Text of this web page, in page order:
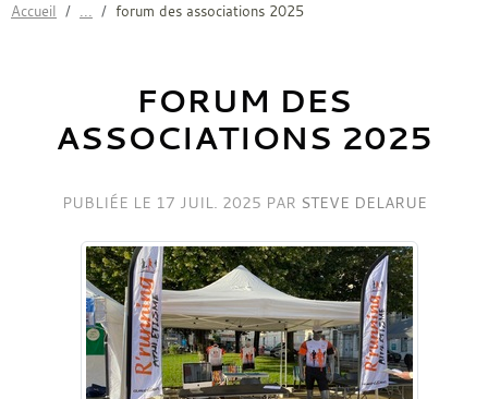
Accueil forum des associations 2025
FORUM DES
ASSOCIATIONS 2025
PUBLIÉE LE 17 JUIL. 2025 PAR STEVE DELARUE